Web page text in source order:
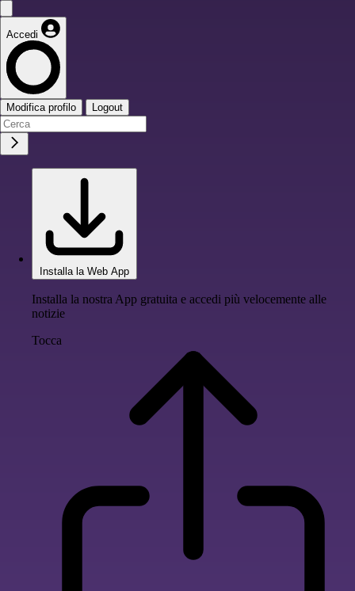
Accedi
Modifica profilo Logout
Installa la Web App
Installa la nostra App gratuita e accedi più velocemente alle
notizie
Tocca